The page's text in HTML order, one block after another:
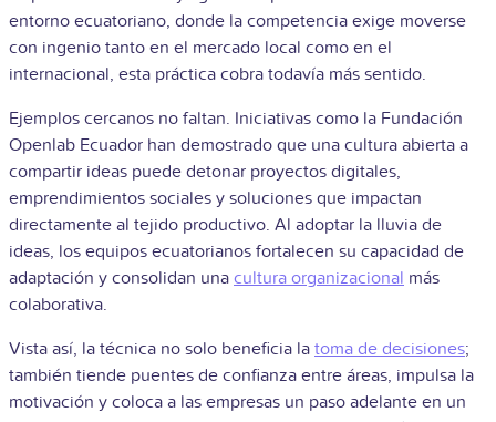
entorno ecuatoriano, donde la competencia exige moverse
con ingenio tanto en el mercado local como en el
internacional, esta práctica cobra todavía más sentido.
Ejemplos cercanos no faltan. Iniciativas como la Fundación
Openlab Ecuador han demostrado que una cultura abierta a
compartir ideas puede detonar proyectos digitales,
emprendimientos sociales y soluciones que impactan
directamente al tejido productivo. Al adoptar la lluvia de
ideas, los equipos ecuatorianos fortalecen su capacidad de
adaptación y consolidan una cultura organizacional más
colaborativa.
Vista así, la técnica no solo beneficia la toma de decisiones;
también tiende puentes de confianza entre áreas, impulsa la
motivación y coloca a las empresas un paso adelante en un